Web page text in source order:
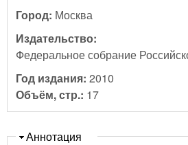
Город: Москва
Издательство:
Федеральное собрание
Год издания: 2010
Объём, стр.: 17
Скрыть
Аннотация